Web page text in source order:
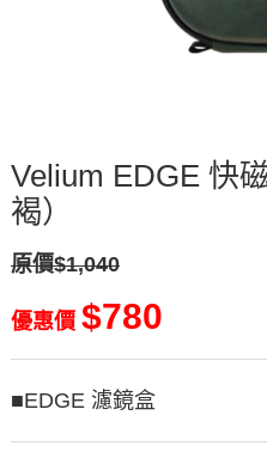
Velium EDGE 快
褐）
原價$1,040
優惠價 $780
■EDGE 濾鏡盒